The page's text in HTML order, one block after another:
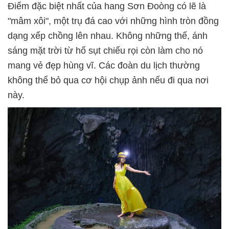
Điểm đặc biệt nhất của hang Sơn Đoòng có lẽ là
"mâm xôi", một trụ đá cao với những hình tròn đồng
dạng xếp chồng lên nhau. Không những thế, ánh
sáng mặt trời từ hố sụt chiếu rọi còn làm cho nó
mang vẻ đẹp hùng vĩ. Các đoàn du lịch thường
không thể bỏ qua cơ hội chụp ảnh nếu đi qua nơi
này.